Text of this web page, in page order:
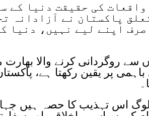
کی حقیقت دنیا کے
پاکستان نے آزادانہ
صرف اپنے لیے نہیں، دنیا
سے روگردانی کرنے والا
باہمی پر یقین رکھتا ہے،
لوگ اس تہذیب کا حصہ ہیں